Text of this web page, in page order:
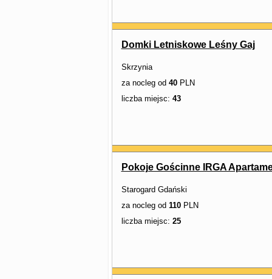
Domki Letniskowe Leśny Gaj
Skrzynia
za nocleg od 40PLN
liczba miejsc: 43
Pokoje Gościnne IRGA
Starogard Gdański
za nocleg od 110PLN
liczba miejsc: 25